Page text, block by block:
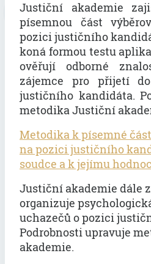
Justiční akademie
písemnou část
pozici justičního
koná formou testu
ověřují odborné
zájemce pro přijetí
justičního kandidáta.
metodika Justiční
Metodika k písemné
na pozici justičního
soudce a k jejímu
Justiční akademie dále
organizuje
uchazečů o pozici
Podrobnosti upravuje
akademie.